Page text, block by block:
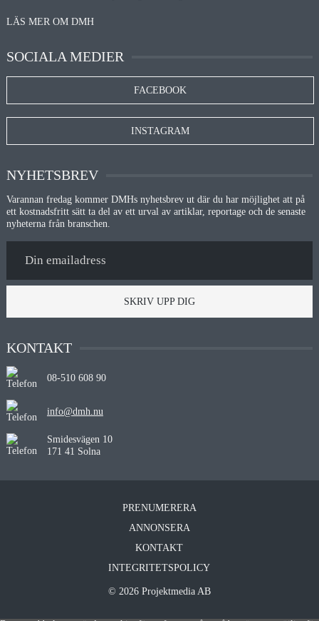
LÄS MER OM DMH
SOCIALA MEDIER
FACEBOOK
INSTAGRAM
NYHETSBREV
Varannan fredag kommer DMHs nyhetsbrev ut där du har möjlighet att på
ett kostnadsfritt sätt ta del av ett urval av artiklar, reportage och de senaste
nyheterna från branschen.
SKRIV UPP DIG
KONTAKT
08-510 608 90
info@dmh.nu
Smidesvägen 10
171 41 Solna
PRENUMERERA
ANNONSERA
KONTAKT
INTEGRITETSPOLICY
© 2026 Projektmedia AB